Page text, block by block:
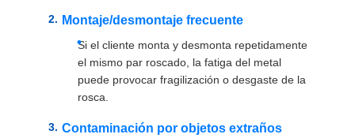
Montaje/desmontaje frecuente
Si el cliente monta y desmonta repetidamente
el mismo par roscado, la fatiga del metal
puede provocar fragilización o desgaste de la
rosca.
Contaminación por objetos extraños